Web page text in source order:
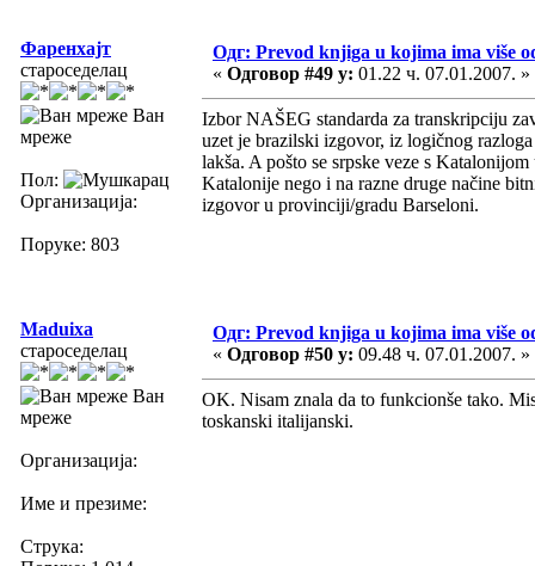
Фаренхајт
староседелац
Ван
мреже
Пол:
Организација:
Поруке: 803
Одг: Prevod knjiga u kojima ima više
« Одговор #49 у: 01.22 ч. 07.01.2007. »
Izbor NAŠEG standarda za transkripciju
uzet je brazilski izgovor, iz logičnog
lakša. A pošto se srpske veze s
Katalonije nego i na razne druge načine
izgovor u provinciji/gradu Barseloni.
Maduixa
староседелац
Ван
мреже
Организација:
Име и презиме:
Струка:
Одг: Prevod knjiga u kojima ima više
« Одговор #50 у: 09.48 ч. 07.01.2007. »
OK. Nisam znala da to funkcionše tako.
toskanski italijanski.